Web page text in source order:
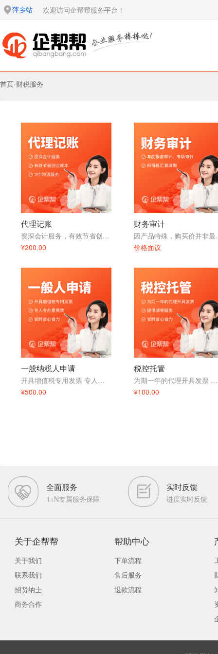
萍乡站 欢迎访问企帮帮服务平台！
首页-财税服务
代理记账
资深会计服务，有效节省创业成本，1对1沟通服务
¥200.00
财务审计
因产品
价格面议
一般纳税人申请
开具增值税专用发票 专人专办更高效
¥500.00
税控托管
为期一年的代理开具发票 提供邮寄服务
¥100.00
全面服务
1+N专属服务保障
实时反馈
进度实时反馈
关于企帮帮
关于我们
联系我们
招贤纳士
商务合作
帮助中心
下单流程
售后服务
退款流程